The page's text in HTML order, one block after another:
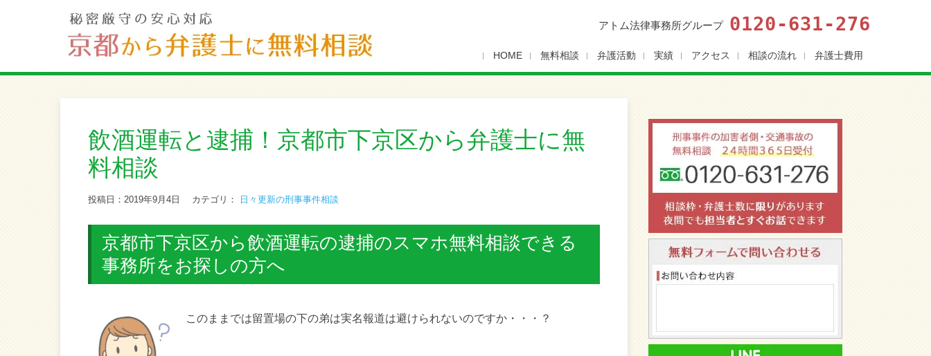
アトム法律事務所グループ 0120-631-276
HOME 無料相談 弁護活動 実績 アクセス 相談の流れ 弁護士費用
飲酒運転と逮捕！京都市下京区から弁護士に無
料相談
投稿日：2019年9月4日 カテゴリ： 日々更新の刑事事件相談
京都市下京区から飲酒運転の逮捕のスマホ無料相談できる
事務所をお探しの方へ
このままでは留置場の下の弟は実名報道は避けられないのですか・・・？